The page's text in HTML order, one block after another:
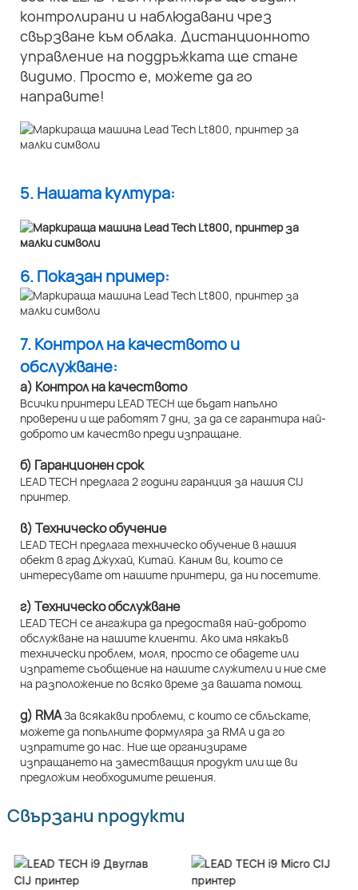
контролирани и наблюдавани чрез
свързване към облака. Дистанционното
управление на поддръжката ще стане
видимо. Просто е, можете да го
направите!
5. Нашата култура:
6. Показан пример:
7. Контрол на качеството и
обслужване:
а) Контрол на качеството
Всички принтери LEAD TECH ще бъдат напълно
проверени и ще работят 7 дни, за да се гарантира най-
доброто им качество преди изпращане.
б) Гаранционен срок
LEAD TECH предлага 2 години гаранция за нашия CIJ
принтер.
в) Техническо обучение
LEAD TECH предлага техническо обучение в нашия
обект в град Джухай, Китай. Каним ви, които се
интересувате от нашите принтери, да ни посетите.
г) Техническо обслужване
LEAD TECH се ангажира да предоставя най-доброто
обслужване на нашите клиенти. Ако има някакъв
технически проблем, моля, просто се обадете или
изпратете съобщение на нашите служители и ние сме
на разположение по всяко време за вашата помощ.
д) RMAЗа всякакви проблеми, с които се сблъскате,
можете да попълните формуляра за RMA и да го
изпратите до нас. Ние ще организираме
изпращането на заместващия продукт или ще ви
предложим необходимите решения.
Свързани продукти